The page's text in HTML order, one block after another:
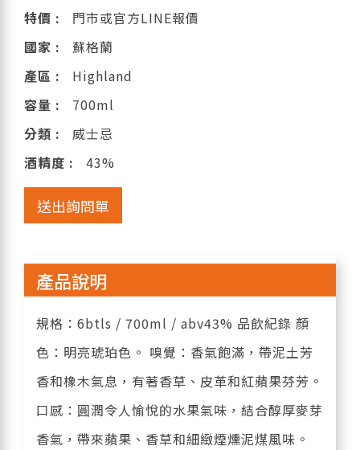
特價 :
門市或官方LINE報價
國家 :
蘇格蘭
產區 :
Highland
容量 :
700ml
分類 :
威士忌
酒精度 :
43%
送出詢問單
產品說明
規格：6btls / 700ml / abv43% 品飲紀錄 顏
色：明亮琥珀色。 嗅覺：香氣飽滿，帶泥土芳
香和橡木氣息，有著香草、皮革和紅蘋果芬芳。
口感：圓潤令人愉悅的水果氣味，結合醇厚麥芽
香氣，帶來蘋果、香草和細緻煙燻泥煤風味。